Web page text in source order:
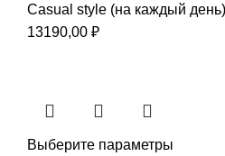
Casual style (на каждый день)
13190,00 ₽
Выберите параметры